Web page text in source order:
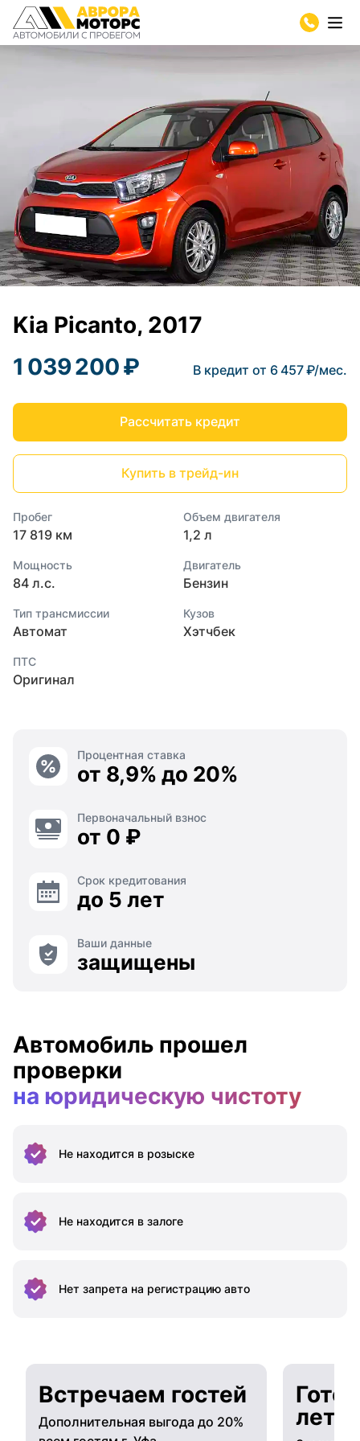
Kia Picanto, 2017
1 039 200 ₽
В кредит от 6 457 ₽/мес.
Рассчитать кредит
Купить в трейд-ин
Пробег
17 819 км
Объем двигателя
1,2 л
Мощность
84 л.с.
Двигатель
Бензин
Тип трансмиссии
Автомат
Кузов
Хэтчбек
ПТС
Оригинал
Процентная ставка
от 8,9% до 20%
Первоначальный взнос
от 0 ₽
Срок кредитования
до 5 лет
Ваши данные
защищены
Автомобиль прошел
проверки
на юридическую чистоту
Не находится в розыске
Не находится в залоге
Нет запрета на регистрацию авто
Встречаем гостей
Дополнительная выгода до 20%